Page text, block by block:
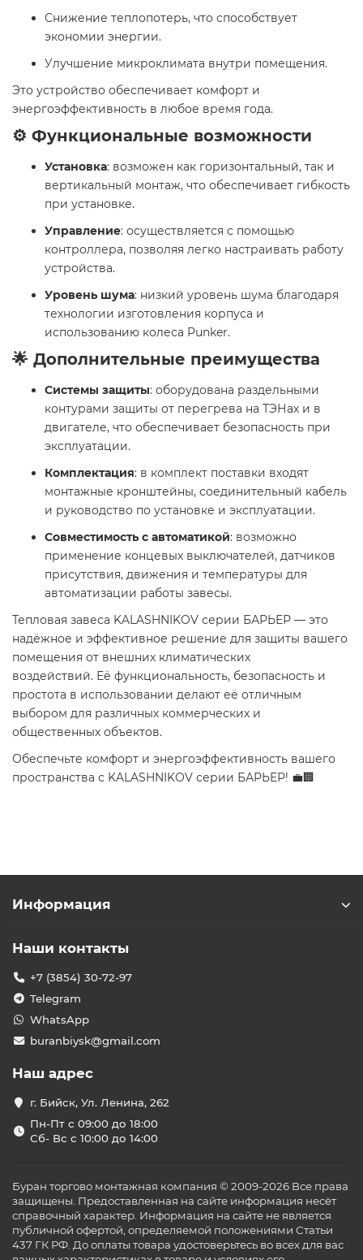
Снижение теплопотерь, что способствует
экономии энергии.
Улучшение микроклимата внутри помещения.
Это устройство обеспечивает комфорт и
энергоэффективность в любое время года.
⚙️ Функциональные возможности
Установка: возможен как горизонтальный, так и
вертикальный монтаж, что обеспечивает гибкость
при установке.
Управление: осуществляется с помощью
контроллера, позволяя легко настраивать работу
устройства.
Уровень шума: низкий уровень шума благодаря
технологии изготовления корпуса и
использованию колеса Punker.
🌟 Дополнительные преимущества
Системы защиты: оборудована раздельными
контурами защиты от перегрева на ТЭНах и в
двигателе, что обеспечивает безопасность при
эксплуатации.
Комплектация: в комплект поставки входят
монтажные кронштейны, соединительный кабель
и руководство по установке и эксплуатации.
Совместимость с автоматикой: возможно
применение концевых выключателей, датчиков
присутствия, движения и температуры для
автоматизации работы завесы.
Тепловая завеса KALASHNIKOV серии БАРЬЕР — это
надёжное и эффективное решение для защиты вашего
помещения от внешних климатических
воздействий. Её функциональность, безопасность и
простота в использовании делают её отличным
выбором для различных коммерческих и
общественных объектов.
Обеспечьте комфорт и энергоэффективность вашего
пространства с KALASHNIKOV серии БАРЬЕР! 💼🏢
Информация
Наши контакты
+7 (3854) 30-72-97
Telegram
WhatsApp
buranbiysk@gmail.com
Наш адрес
г. Бийск, Ул. Ленина, 262
Пн-Пт с 09:00 до 18:00
Сб- Вс с 10:00 до 14:00
Буран торгово монтажная компания © 2009-2026 Все права
защищены. Предоставленная на сайте информация несёт
справочный характер. Информация на сайте не является
публичной офертой, определяемой положениями Статьи
437 ГК РФ. До оплаты товара удостоверьтесь во всех для вас